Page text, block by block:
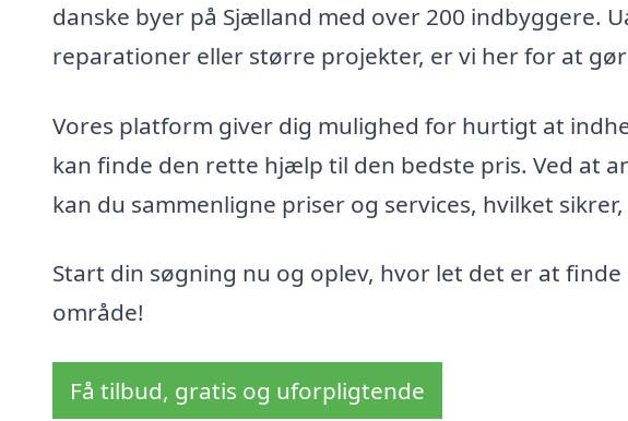
danske byer på Sjælland med over 200 indbyggere.
reparationer eller større projekter, er vi her for at
Vores platform giver dig mulighed for hurtigt at
kan finde den rette hjælp til den bedste pris. Ved at
kan du sammenligne priser og services, hvilket
Start din søgning nu og oplev, hvor let det er at
område!
Få tilbud, gratis og uforpligtende